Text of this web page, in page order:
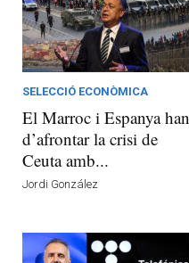
SELECCIÓ ECONÒMICA
El Marroc i Espanya han
d’afrontar la crisi de
Ceuta amb...
Jordi González